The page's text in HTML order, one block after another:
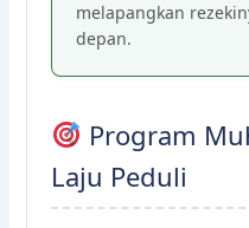
melapangkan
depan.
Program
Laju Peduli